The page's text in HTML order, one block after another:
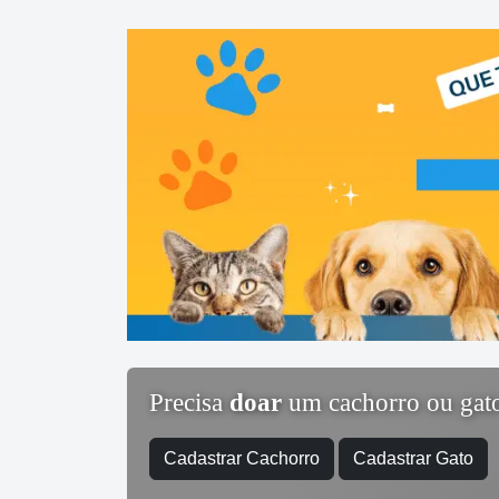
Precisa doar um cachorro ou
Cadastrar Cachorro Cadastrar Gato